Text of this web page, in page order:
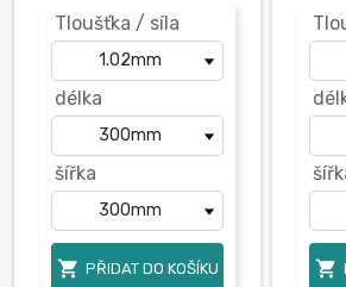
Tloušťka / síla
délka
šířka
 PŘIDAT DO KOŠÍKU 